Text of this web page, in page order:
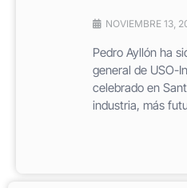
NOVIEMBRE 13,
Pedro Ayllón ha
general de USO-
celebrado en
industria, más